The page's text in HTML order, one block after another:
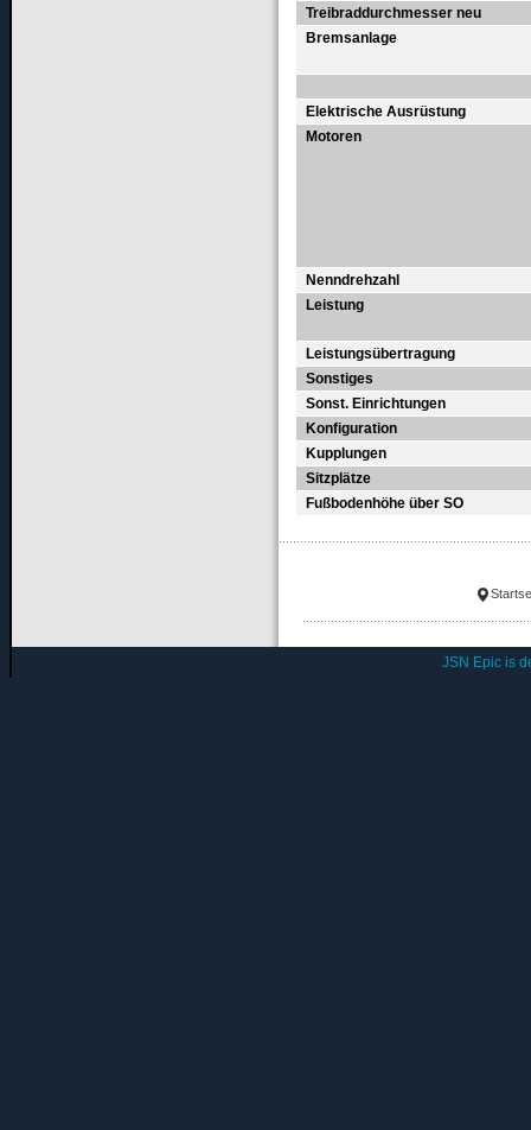
Treibraddurchmesser neu
Bremsanlage
Elektrische Ausrüstung
Motoren
Nenndrehzahl
Leistung
Leistungsübertragung
Sonstiges
Sonst. Einrichtungen
Konfiguration
Kupplungen
Sitzplätze
Fußbodenhöhe über SO
JSN Epic is